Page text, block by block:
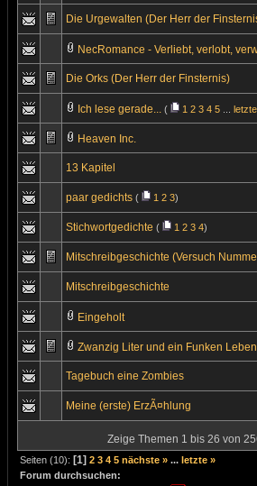
Die Urgewalten (Der Herr der
NecRomance - Verliebt, verlobt,
Die Orks (Der Herr der Finsternis)
Ich lese gerade... ( 1 2 3 4 5
Heaven Inc.
13 Kapitel
paar gedichts ( 1 2 3)
Stichwortgedichte ( 1 2 3 4)
Mitschreibgeschichte (Versuch
Mitschreibgeschichte
Eingeholt
Zwanzig Liter und ein Funken Leben
Tagebuch eine Zombies
Meine (erste) ErzÃ¤hlung
Zeige Themen 1 bis 26 von
Seiten (10): [1] 2 3 4 5 nächste » ... letzte »
Forum durchsuchen: